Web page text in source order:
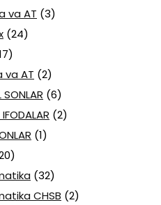
va AT (3)
(24)
va AT (2)
(6)
(2)
(1)
(32)
CHSB (2)